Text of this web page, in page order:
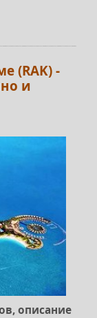
(RAK) -
и
описание